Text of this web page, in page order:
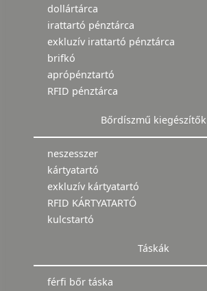
dollártárca
irattartó pénztárca
exkluzív irattartó pénztárca
brifkó
aprópénztartó
RFID pénztárca
Bőrdíszmű kiegészítők
neszesszer
kártyatartó
exkluzív kártyatartó
RFID KÁRTYATARTÓ
kulcstartó
Táskák
férfi bőr táska